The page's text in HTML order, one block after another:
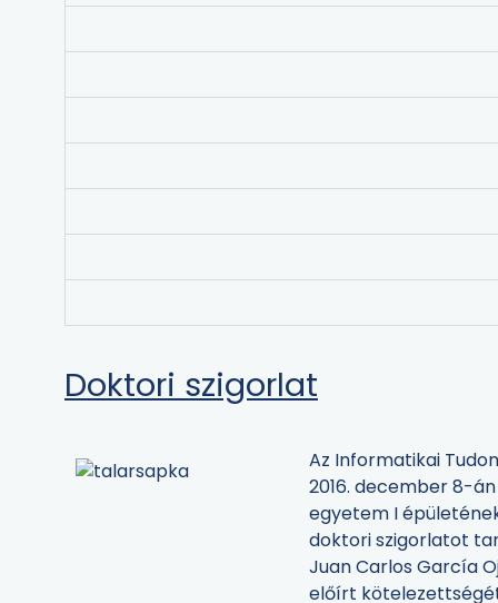
Doktori szigorlat
Az Informatikai
2016. december 8-
egyetem I
doktori szigorlatot
Juan Carlos García
előírt